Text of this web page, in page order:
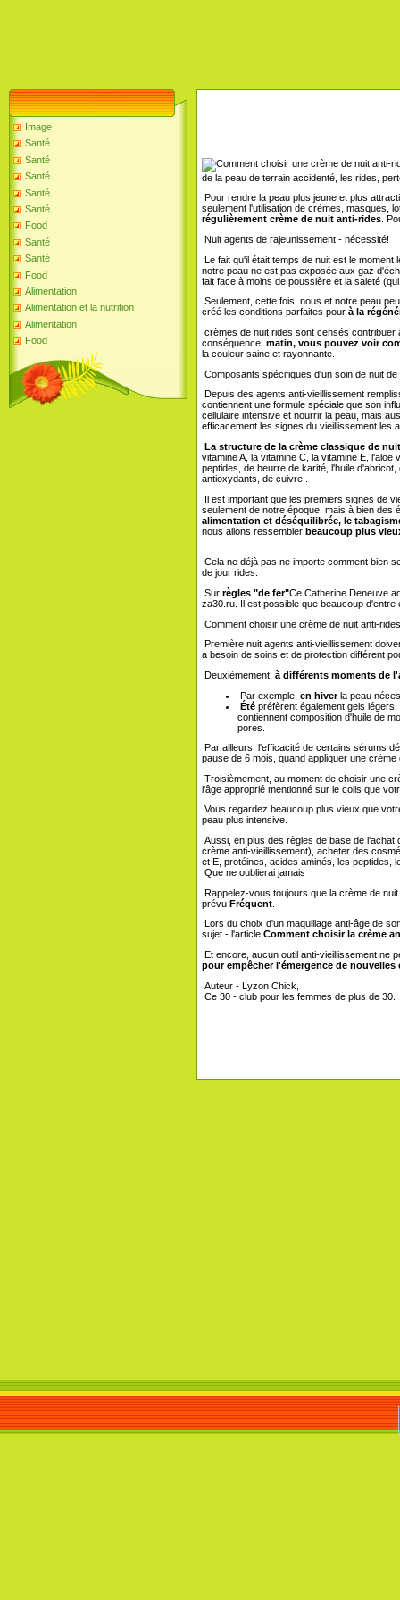
Image
Santé
Santé
Santé
Santé
Santé
Food
Santé
Santé
Food
Alimentation
Alimentation et la nutrition
Alimentation
Food
de la peau de terrain accidenté, les rides,
Pour rendre la peau plus jeune et plus
seulement l'utilisation de crèmes, masques,
régulièrement crème de nuit anti-rides .
Nuit agents de rajeunissement - nécessité!
Le fait qu'il était temps de nuit est le
notre peau ne est pas exposée aux gaz
fait face à moins de poussière et la saleté
Seulement, cette fois, nous et notre peau
créé les conditions parfaites pour à la
crèmes de nuit rides sont censés contribuer
conséquence, matin, vous pouvez voir
la couleur saine et rayonnante.
Composants spécifiques d'un soin de nuit de
Depuis des agents anti-vieillissement
contiennent une formule spéciale que son
cellulaire intensive et nourrir la peau, mais
efficacement les signes du vieillissement les
La structure de la crème classique de
vitamine A, la vitamine C, la vitamine E, l'aloe
peptides, de beurre de karité, l'huile
antioxydants, de cuivre .
Il est important que les premiers signes de
seulement de notre époque, mais à bien des
alimentation et déséquilibrée, le
nous allons ressembler beaucoup plus
Cela ne déjà pas ne importe comment bien
de jour rides.
Sur règles "de fer"Ce Catherine Deneuve
za30.ru. Il est possible que beaucoup d'entre
Comment choisir une crème de nuit anti-
Première nuit agents anti-vieillissement
a besoin de soins et de protection différent
Deuxièmement, à différents moments de
Par exemple, en hiverla peau
Été préfèrent également gels
contiennent composition d'huile de
pores.
Par ailleurs, l'efficacité de certains sérums
pause de 6 mois, quand appliquer une crème
Troisièmement, au moment de choisir une
l'âge approprié mentionné sur le colis que
Vous regardez beaucoup plus vieux que
peau plus intensive.
Aussi, en plus des règles de base de l'achat
crème anti-vieillissement), acheter des
et E, protéines, acides aminés, les peptides,
Que ne oublierai jamais
Rappelez-vous toujours que la crème de
prévu Fréquent
Lors du choix d'un maquillage anti-âge de
sujet - l'article Comment choisir la crème
Et encore, aucun outil anti-vieillissement ne
pour empêcher l'émergence de nouvelles
Auteur - Lyzon Chick,
Ce 30 - club pour les femmes de plus de 30.